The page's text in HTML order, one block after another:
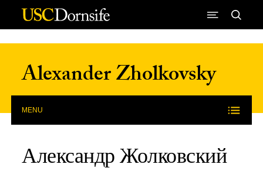
Skip to Content
Alexander Zholkovsky
MENU
Александр Жолковский